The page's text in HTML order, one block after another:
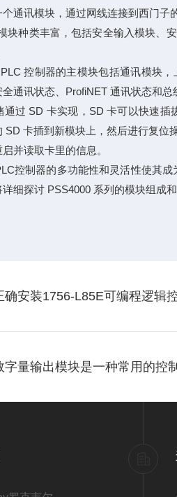
个通讯模块，通过网线连接到西门
块种类丰富，包括安全输入模块、
控制器的主模块包括通讯模块
通讯状态、ProfiNET 通讯状态和
通过 SD 卡实现，SD 卡可以快速
SD 卡插到新模块上，然后进行复
并读取卡里的信息。
控制器的多功能性和灵活性使其
细探讨 PSS4000 系列的模块组成
确安装1756-L85E可编程逻辑
字量输出模块是一种常用的控